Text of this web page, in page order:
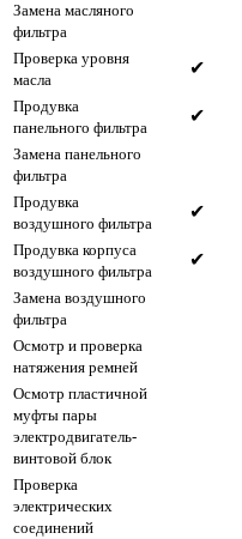
Замена масляного
фильтра
Проверка уровня
масла
✔
Продувка
панельного фильтра
✔
Замена панельного
фильтра
Продувка
воздушного фильтра
✔
Продувка корпуса
воздушного фильтра
✔
Замена воздушного
фильтра
Осмотр и проверка
натяжения ремней
Осмотр пластичной
муфты пары
электродвигатель-
винтовой блок
Проверка
электрических
соединений